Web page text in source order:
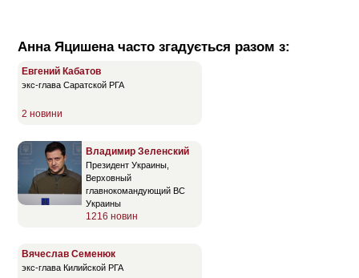
Анна Яцишена часто згадується разом з:
Евгений Кабатов
экс-глава Саратской РГА
2 новини
Владимир Зеленский
Президент Украины,
Верховный
главнокомандующий ВС
Украины
1216 новин
Вячеслав Семенюк
экс-глава Килийской РГА